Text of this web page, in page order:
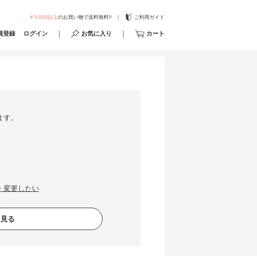
￥5,000以上のお買い物で送料無料!! ご利用ガイド
登録 ログイン お気に入り カート
。
変更したい
る